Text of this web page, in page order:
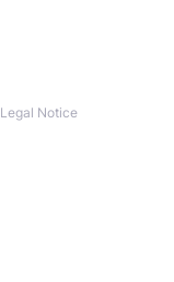
Legal Notice